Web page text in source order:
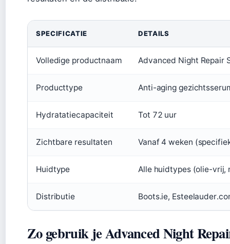
SPECIFICATIE DETAILS
Volledige productnaam Advanced Night Repair
Producttype Anti-aging
Hydratatiecapaciteit Tot 72 uur
Zichtbare resultaten Vanaf 4 weken
Huidtype Alle huidtypes (olie-vrij,
Distributie Boots.ie,
Zo gebruik je Advanced Night